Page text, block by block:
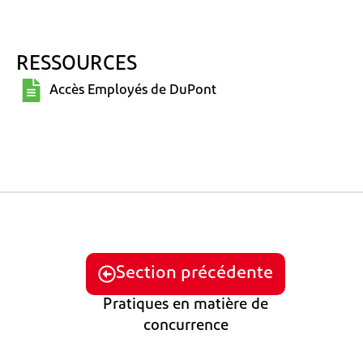
RESSOURCES
Accès Employés de DuPont
Section précédente
Pratiques en matière de
concurrence